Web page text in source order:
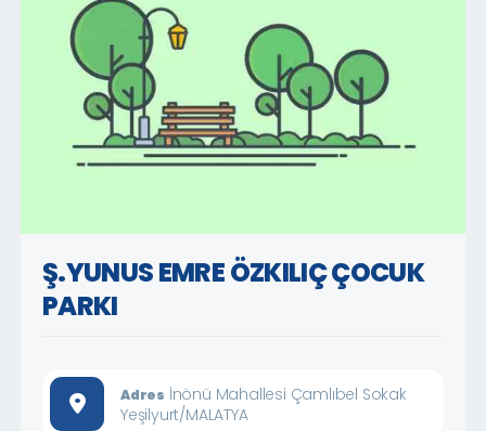
Ş.YUNUS EMRE ÖZKILIÇ ÇOCUK
PARKI
Adres İnönü Mahallesi Çamlıbel Sokak
Yeşilyurt/MALATYA